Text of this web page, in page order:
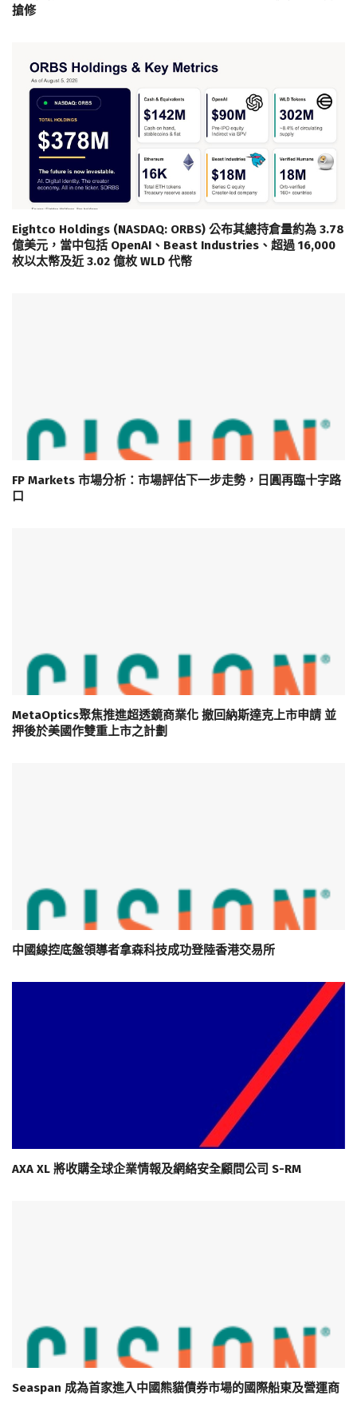
搶修
Eightco Holdings (NASDAQ: ORBS) 公布其總持倉量約為 3.78
億美元，當中包括 OpenAI、Beast Industries、超過 16,000
枚以太幣及近 3.02 億枚 WLD 代幣
FP Markets 市場分析：市場評估下一步走勢，日圓再臨十字路
口
MetaOptics聚焦推進超透鏡商業化 撤回納斯達克上市申請 並
押後於美國作雙重上市之計劃
中國線控底盤領導者拿森科技成功登陸香港交易所
AXA XL 將收購全球企業情報及網絡安全顧問公司 S-RM
Seaspan 成為首家進入中國熊貓債券市場的國際船東及營運商